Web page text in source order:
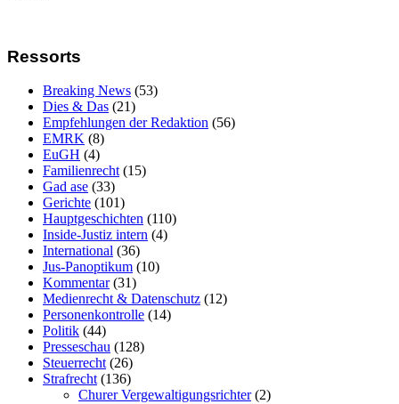
Ressorts
Breaking News (53)
Dies & Das (21)
Empfehlungen der Redaktion (56)
EMRK (8)
EuGH (4)
Familienrecht (15)
Gad ase (33)
Gerichte (101)
Hauptgeschichten (110)
Inside-Justiz intern (4)
International (36)
Jus-Panoptikum (10)
Kommentar(31)
Medienrecht & Datenschutz (12)
Personenkontrolle (14)
Politik (44)
Presseschau (128)
Steuerrecht (26)
Strafrecht (136)
Churer Vergewaltigungsrichter(2)